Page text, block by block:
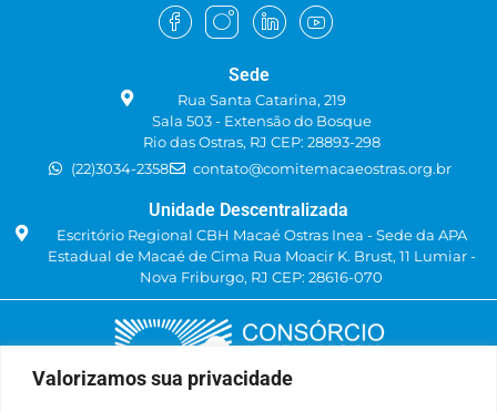
Valorizamos sua privacidade
Sede
Rua Santa Catarina, 219
Sala 503 - Extensão do Bosque
Rio das Ostras, RJ CEP: 28893-298
(22)3034-2358
contato@comitemacaeostras.org.br
Unidade Descentralizada
Escritório Regional CBH Macaé Ostras Inea - Sede da APA
Estadual de Macaé de Cima Rua Moacir K. Brust, 11 Lumiar -
Nova Friburgo, RJ CEP: 28616-070